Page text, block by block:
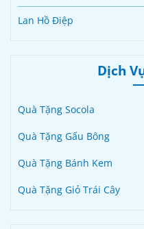
Lan Hồ Điệp
Dịch
Quà Tặng Socola
Quà Tặng Gấu Bông
Quà Tặng Bánh Kem
Quà Tặng Giỏ Trái Cây